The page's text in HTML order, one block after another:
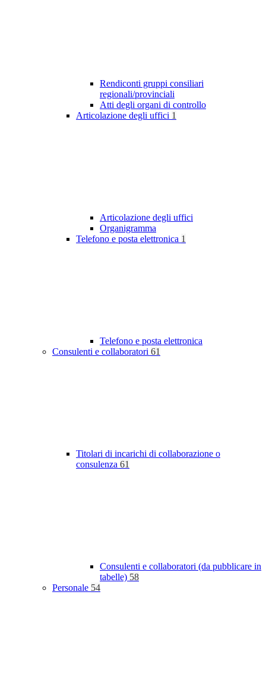
Rendiconti gruppi consiliari
regionali/provinciali
Atti degli organi di controllo
Articolazione degli uffici 1
Articolazione degli uffici
Organigramma
Telefono e posta elettronica 1
Telefono e posta elettronica
Consulenti e collaboratori 61
Titolari di incarichi di collaborazione o
consulenza 61
Consulenti e collaboratori (da pubblicare in
tabelle) 58
Personale 54